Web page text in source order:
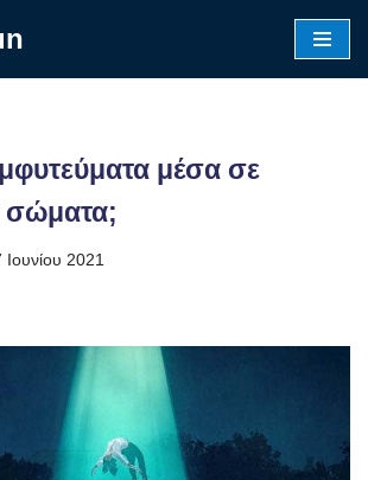
μέσα σε
σώματα;
Ιουνίου 2021